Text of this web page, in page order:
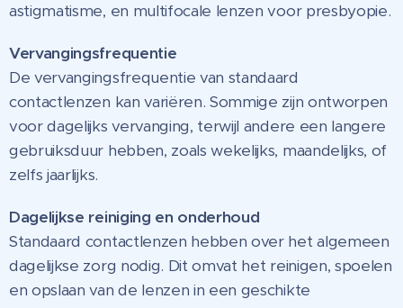
astigmatisme, en multifocale lenzen voor presbyopie.
Vervangingsfrequentie
De vervangingsfrequentie van standaard
contactlenzen kan variëren. Sommige zijn ontworpen
voor dagelijks vervanging, terwijl andere een langere
gebruiksduur hebben, zoals wekelijks, maandelijks, of
zelfs jaarlijks.
Dagelijkse reiniging en onderhoud
Standaard contactlenzen hebben over het algemeen
dagelijkse zorg nodig. Dit omvat het reinigen, spoelen
en opslaan van de lenzen in een geschikte